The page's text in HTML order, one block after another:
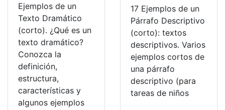
Ejemplos de un
Texto Dramático
(corto). ¿Qué es un
texto dramático?
Conozca la
definición,
estructura,
características y
algunos ejemplos
17 Ejemplos de un
Párrafo Descriptivo
(corto): textos
descriptivos. Varios
ejemplos cortos de
una párrafo
descriptivo (para
tareas de niños